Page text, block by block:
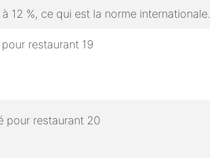
12 %, ce qui est la norme internationale.